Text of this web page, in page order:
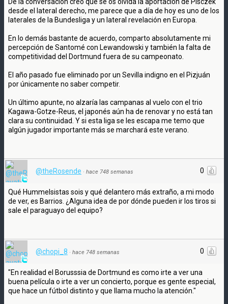
desde el lateral derecho, me parece que a día de hoy es uno de los
laterales de la Bundesliga y un lateral revelación en Europa.
En lo demás bastante de acuerdo, comparto absolutamente mi
percepción de Santomé con Lewandowski y también la falta de
competitividad del Dortmund fuera de su campeonato.
El año pasado fue eliminado por un Sevilla indigno en el Pizjuán
por únicamente no saber competir.
Un último apunte, no alzaría las campanas al vuelo con el trio
Kagawa-Gotze-Reus, el japonés aún ha de renovar y no está tan
clara su continuidad. Y si esta liga se les escapa me temo que
algún jugador importante más se marchará este verano.
0
@theRosende · hace 748 semanas
Qué Hummelsistas sois y qué delantero más extraño, a mi modo
de ver, es Barrios. ¿Alguna idea de por dónde pueden ir los tiros si
sale el paraguayo del equipo?
0
@chopi_8 · hace 748 semanas
"En realidad el Borusssia de Dortmund es como irte a ver una
buena película o irte a ver un concierto, porque es gente especial,
que hace un fútbol distinto y que llama mucho la atención."